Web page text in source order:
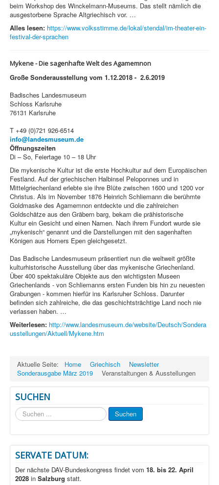
beim Workshop des Winckelmann-Museums. Das stellt nämlich die
ausgestorbene Sprache Altgriechisch vor. …
Alles lesen: https://www.volksstimme.de/lokal/stendal/im-theater-ein-
festival-der-sprachen
Mykene -Die sagenhafte Welt des Agamemnon
Große Sonderausstellung vom 1.12.2018 - 2.6.2019
Badisches Landesmuseum
Schloss Karlsruhe
76131 Karlsruhe
T +49 (0)721 926-6514
info@landesmuseum.de
Öffnungszeiten
Di – So, Feiertage 10 – 18 Uhr
Die mykenische Kultur ist die erste Hochkultur auf dem Europäischen
Festland. Auf der griechischen Halbinsel Peloponnes und in
Mittelgriechenland erlebte sie ihre Blüte zwischen 1600 und 1200 vor
Christus. Als im November 1876 Heinrich Schliemann die berühmte
Goldmaske des Agamemnon entdeckte und die zahlreichen
Goldschätze aus den Gräbern barg, bekam die prähistorische
Kultur ein Gesicht und einen Namen. Nach ihrem Fundort wurde sie
„mykenisch“ genannt und die Darstellungen mit den sagenhaften
Königen aus Homers Epen gleichgesetzt.
Das Badische Landesmuseum präsentiert nun die weltweit größte
kulturhistorische Ausstellung über das mykenische Griechenland.
Über 400 spektakuläre Objekte aus den wichtigsten Museen
Griechenlands - von Schliemanns ersten Funden bis hin zu neuesten
Grabungen - kommen hierfür ins Karlsruher Schloss. Darunter
befinden sich zahlreiche, die das geschichtsträchtige Land noch nie
verlassen haben. …
Weiterlesen: http://www.landesmuseum.de/website/Deutsch/Sondera
usstellungen/Aktuell/Mykene.htm
Aktuelle Seite: Home Griechisch
Newsletter
Sonderausgabe März 2019
Veranstaltungen & Ausstellungen
SUCHEN
Suchen
...
Suchen
SERVATE DATUM:
Der nächste DAV-Bundeskongress findet vom 18. bis 22. April
2028 in Salzburg statt.